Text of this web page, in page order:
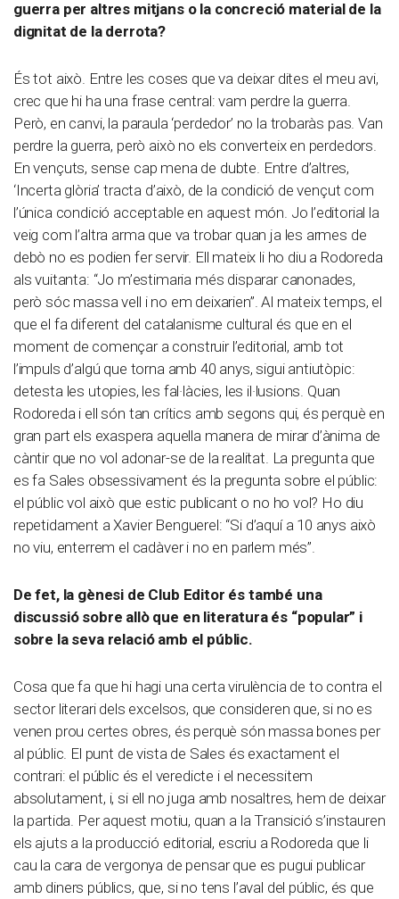
guerra per altres mitjans o la concreció material de la
dignitat de la derrota?
És tot això. Entre les coses que va deixar dites el meu avi,
crec que hi ha una frase central: vam perdre la guerra.
Però, en canvi, la paraula ‘perdedor’ no la trobaràs pas. Van
perdre la guerra, però això no els converteix en perdedors.
En vençuts, sense cap mena de dubte. Entre d’altres,
‘Incerta glòria’ tracta d’això, de la condició de vençut com
l’única condició acceptable en aquest món. Jo l’editorial la
veig com l’altra arma que va trobar quan ja les armes de
debò no es podien fer servir. Ell mateix li ho diu a Rodoreda
als vuitanta: “Jo m’estimaria més disparar canonades,
però sóc massa vell i no em deixarien”. Al mateix temps, el
que el fa diferent del catalanisme cultural és que en el
moment de començar a construir l’editorial, amb tot
l’impuls d’algú que torna amb 40 anys, sigui antiutòpic:
detesta les utopies, les fal·làcies, les il·lusions. Quan
Rodoreda i ell són tan crítics amb segons qui, és perquè en
gran part els exaspera aquella manera de mirar d’ànima de
càntir que no vol adonar-se de la realitat. La pregunta que
es fa Sales obsessivament és la pregunta sobre el públic:
el públic vol això que estic publicant o no ho vol? Ho diu
repetidament a Xavier Benguerel: “Si d’aquí a 10 anys això
no viu, enterrem el cadàver i no en parlem més”.
De fet, la gènesi de Club Editor és també una
discussió sobre allò que en literatura és “popular” i
sobre la seva relació amb el públic.
Cosa que fa que hi hagi una certa virulència de to contra el
sector literari dels excelsos, que consideren que, si no es
venen prou certes obres, és perquè són massa bones per
al públic. El punt de vista de Sales és exactament el
contrari: el públic és el veredicte i el necessitem
absolutament, i, si ell no juga amb nosaltres, hem de deixar
la partida. Per aquest motiu, quan a la Transició s’instauren
els ajuts a la producció editorial, escriu a Rodoreda que li
cau la cara de vergonya de pensar que es pugui publicar
amb diners públics, que, si no tens l’aval del públic, és que